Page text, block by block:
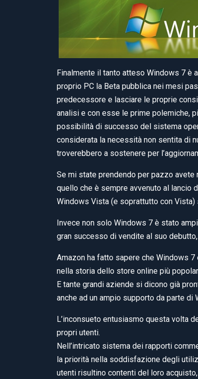
Finalmente il tanto atteso Windows 7 è
proprio PC la Beta pubblica nei mesi
predecessore e lasciare le proprie
analisi e con esse le prime polemiche,
possibilità di successo del sistema
considerata la necessità non sentita di
troverebbero a sostenere per
Se mi state prendendo per pazzo
quello che è sempre avvenuto al lancio
Windows Vista (e soprattutto con
Invece non solo Windows 7 è stato
gran successo di vendite al suo
Amazon ha fatto sapere che Windows
nella storia dello store online più
E tante grandi aziende si dicono già
anche ad un ampio supporto da parte
L’inconsueto entusiasmo questa volta
propri utenti.
Nell’intricato sistema dei rapporti
la priorità nella soddisfazione degli
utenti risultino contenti del loro